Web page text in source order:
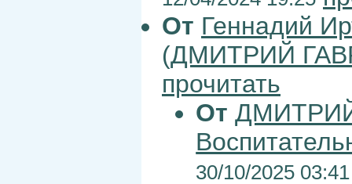
От Геннадий
(ДМИТРИЙ
прочитать
От
30/10/2025 03:41